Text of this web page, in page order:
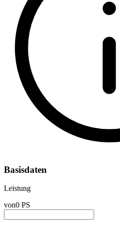
Basisdaten
Leistung
von0 PS